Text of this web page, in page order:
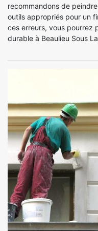
recommandons de
outils appropriés pour un
ces erreurs, vous pourrez
durable à Beaulieu Sous